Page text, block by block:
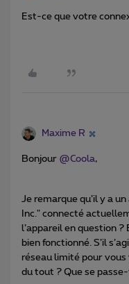
Est-ce que votre
Maxime R
Bonjour ​ @Coola,
Je remarque qu’il y a
Inc." connecté
l’appareil en question
bien fonctionné. S’il
réseau limité pour vous
du tout ? Que se